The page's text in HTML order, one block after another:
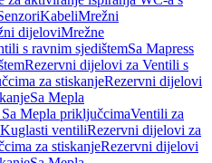
KabeliMrežni
dijeloviMrežne
s ravnim sjedištemSa Mapress
Rezervni dijelovi za Ventili s
za stiskanjeRezervni dijelovi
Sa Mepla
Mepla priključcimaVentili za
Kuglasti ventiliRezervni dijelovi za
za stiskanjeRezervni dijelovi